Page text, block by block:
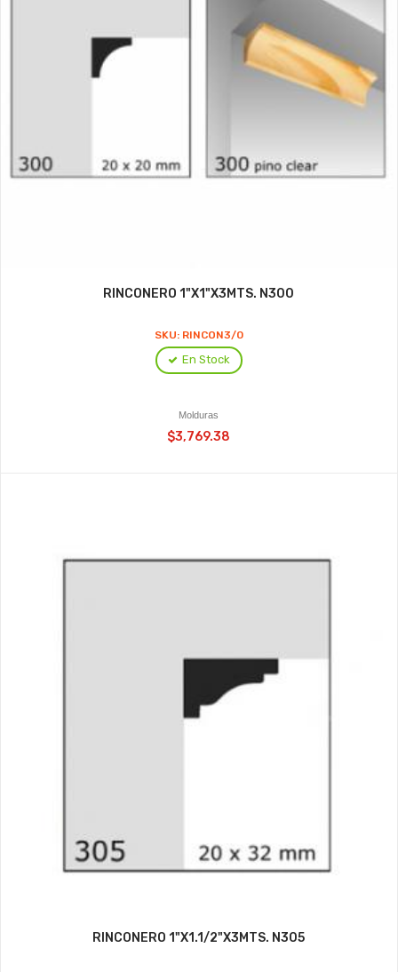
RINCONERO 1"X1"X3MTS. N300
SKU: RINCON3/0
En Stock
Molduras
$3,769.38
RINCONERO 1"X1.1/2"X3MTS. N305